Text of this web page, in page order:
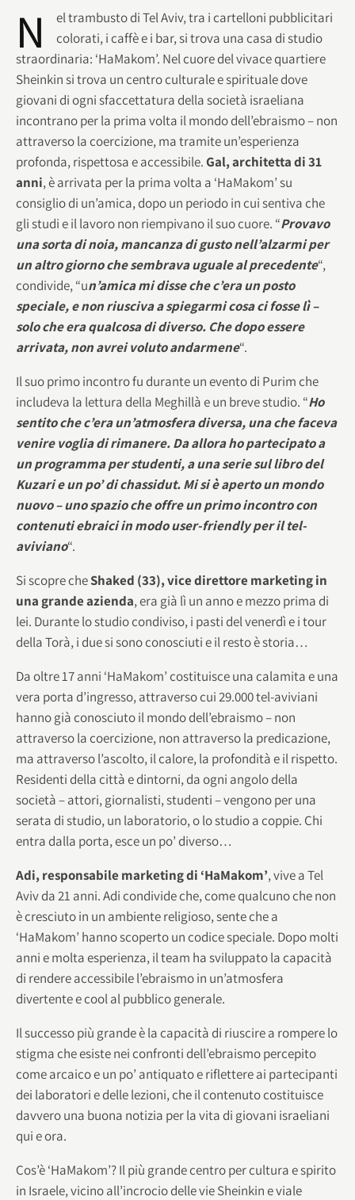
N
el trambusto di Tel Aviv, tra i cartelloni pubblicitari
colorati, i caffè e i bar, si trova una casa di studio
straordinaria: ‘HaMakom’. Nel cuore del vivace quartiere
Sheinkin si trova un centro culturale e spirituale dove
giovani di ogni sfaccettatura della società israeliana
incontrano per la prima volta il mondo dell’ebraismo – non
attraverso la coercizione, ma tramite un’esperienza
profonda, rispettosa e accessibile.Gal, architetta di 31
anni, è arrivata per la prima volta a ‘HaMakom’ su
consiglio di un’amica, dopo un periodo in cui sentiva che
gli studi e il lavoro non riempivano il suo cuore. “Provavo
una sorta di noia, mancanza di gusto nell’alzarmi per
un altro giorno che sembrava uguale al precedente“,
condivide, “un’amica mi disse che c’era un posto
speciale, e non riusciva a spiegarmi cosa ci fosse lì –
solo che era qualcosa di diverso. Che dopo essere
arrivata, non avrei voluto andarmene“.
Il suo primo incontro fu durante un evento di Purim che
includeva la lettura della Meghillà e un breve studio. “Ho
sentito che c’era un’atmosfera diversa, una che faceva
venire voglia di rimanere. Da allora ho partecipato a
un programma per studenti, a una serie sul libro del
Kuzari e un po’ di chassidut. Mi si è aperto un mondo
nuovo – uno spazio che offre un primo incontro con
contenuti ebraici in modo user-friendly per il tel-
aviviano“.
Si scopre cheShaked (33), vice direttore marketing in
una grande azienda, era già lì un anno e mezzo prima di
lei. Durante lo studio condiviso, i pasti del venerdì e i tour
della Torà, i due si sono conosciuti e il resto è storia…
Da oltre 17 anni ‘HaMakom’ costituisce una calamita e una
vera porta d’ingresso, attraverso cui 29.000 tel-aviviani
hanno già conosciuto il mondo dell’ebraismo – non
attraverso la coercizione, non attraverso la predicazione,
ma attraverso l’ascolto, il calore, la profondità e il rispetto.
Residenti della città e dintorni, da ogni angolo della
società – attori, giornalisti, studenti – vengono per una
serata di studio, un laboratorio, o lo studio a coppie. Chi
entra dalla porta, esce un po’ diverso…
Adi, responsabile marketing di ‘HaMakom’, vive a Tel
Aviv da 21 anni. Adi condivide che, come qualcuno che non
è cresciuto in un ambiente religioso, sente che a
‘HaMakom’ hanno scoperto un codice speciale. Dopo molti
anni e molta esperienza, il team ha sviluppato la capacità
di rendere accessibile l’ebraismo in un’atmosfera
divertente e cool al pubblico generale.
Il successo più grande è la capacità di riuscire a rompere lo
stigma che esiste nei confronti dell’ebraismo percepito
come arcaico e un po’ antiquato e riflettere ai partecipanti
dei laboratori e delle lezioni, che il contenuto costituisce
davvero una buona notizia per la vita di giovani israeliani
qui e ora.
Cos’è ‘HaMakom’? Il più grande centro per cultura e spirito
in Israele, vicino all’incrocio delle vie Sheinkin e viale